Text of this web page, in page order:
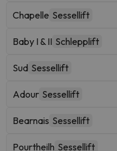
Chapelle Sessellift
Baby I & II Schlepplift
Sud Sessellift
Adour Sessellift
Bearnais Sessellift
Pourtheilh Sessellift